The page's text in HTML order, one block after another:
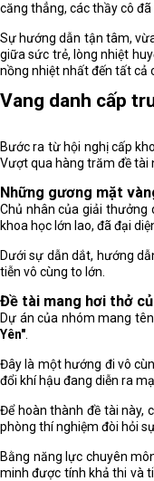
căng thẳng, các thầy cô
Sự hướng dẫn tận tâm,
giữa sức trẻ, lòng nhiệt
nồng nhiệt nhất đến tất cả
Vang danh cấp
Bước ra từ hội nghị cấp
Vượt qua hàng trăm đề tài
Những gương mặt
Chủ nhân của giải thưởng
khoa học lớn lao, đã đại
Dưới sự dẫn dắt, hướng
tiễn vô cùng to lớn.
Đề tài mang hơi thở
Dự án của nhóm mang
Yên"
Đây là một hướng đi vô
đổi khí hậu đang diễn ra
Để hoàn thành đề tài này,
phòng thí nghiệm đòi hỏi
Bằng năng lực chuyên
minh được tính khả thi và